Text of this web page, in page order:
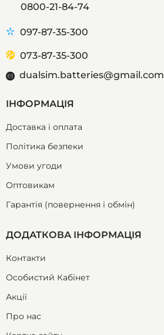
0800-21-84-74
097-87-35-300
073-87-35-300
dualsim.batteries@gmail.com
ІНФОРМАЦІЯ
Доставка і оплата
Політика безпеки
Умови угоди
Оптовикам
Гарантія (повернення і обмін)
ДОДАТКОВА ІНФОРМАЦІЯ
Контакти
Особистий Кабінет
Акції
Про нас